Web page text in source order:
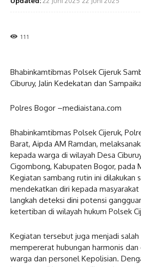
111
Bhabinkamtibmas Polsek Cijeruk
Ciburuy, Jalin Kedekatan dan
Polres Bogor –mediaistana.com
Bhabinkamtibmas Polsek Cijeruk,
Barat, Aipda AM Ramdan,
kepada warga di wilayah Desa
Cigombong, Kabupaten Bogor, pada
Kegiatan sambang rutin ini dilakukan
mendekatkan diri kepada
langkah deteksi dini potensi
ketertiban di wilayah hukum Polsek
Kegiatan tersebut juga menjadi salah
mempererat hubungan harmonis
warga dan personel Kepolisian.